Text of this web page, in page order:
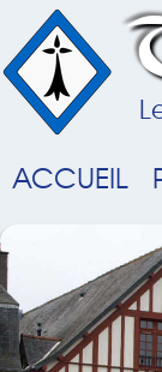
ACCUEIL